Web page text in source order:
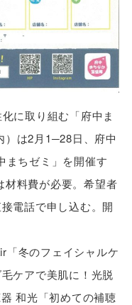
に取り組む「府中ま
）は2月1─28日、府中
まちゼミ」を開催す
材料費が必要。希望者
電話で申し込む。開
「冬のフェイシャルケ
ケアで美肌に！光脱
和光「初めての補聴